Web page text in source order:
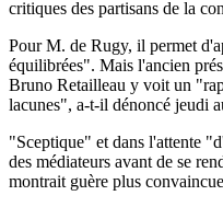
critiques des partisans de la
Pour M. de Rugy, il permet
équilibrées". Mais l'ancien
Bruno Retailleau y voit un
lacunes", a-t-il dénoncé jeudi
"Sceptique" et dans l'attente
des médiateurs avant de se
montrait guère plus